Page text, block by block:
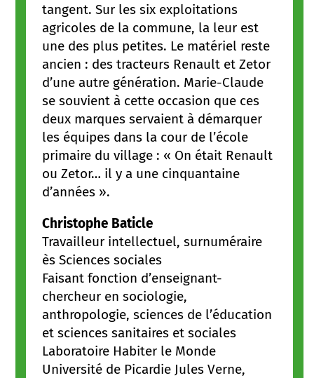
tangent. Sur les six exploitations
agricoles de la commune, la leur est
une des plus petites. Le matériel reste
ancien : des tracteurs Renault et Zetor
d’une autre génération. Marie-Claude
se souvient à cette occasion que ces
deux marques servaient à démarquer
les équipes dans la cour de l’école
primaire du village : « On était Renault
ou Zetor… il y a une cinquantaine
d’années ».
Christophe Baticle
Travailleur intellectuel, surnuméraire
ès Sciences sociales
Faisant fonction d’enseignant-
chercheur en sociologie,
anthropologie, sciences de l’éducation
et sciences sanitaires et sociales
Laboratoire Habiter le Monde
Université de Picardie Jules Verne,